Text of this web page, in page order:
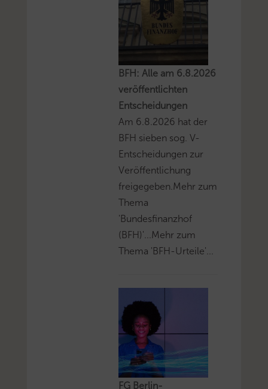
BFH: Alle am 6.8.2026
veröffentlichten
Entscheidungen
Am 6.8.2026 hat der
BFH sieben sog. V-
Entscheidungen zur
Veröffentlichung
freigegeben.Mehr zum
Thema
'Bundesfinanzhof
(BFH)'...Mehr zum
Thema 'BFH-Urteile'...
FG Berlin-